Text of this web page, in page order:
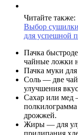
Читайте также:
Выбор
для успешной
Пачка
чайные ложки
Пачка муки
Соль — две
улучшения
Сахар или мед
дрожжей.
Жиры — для
прилипания